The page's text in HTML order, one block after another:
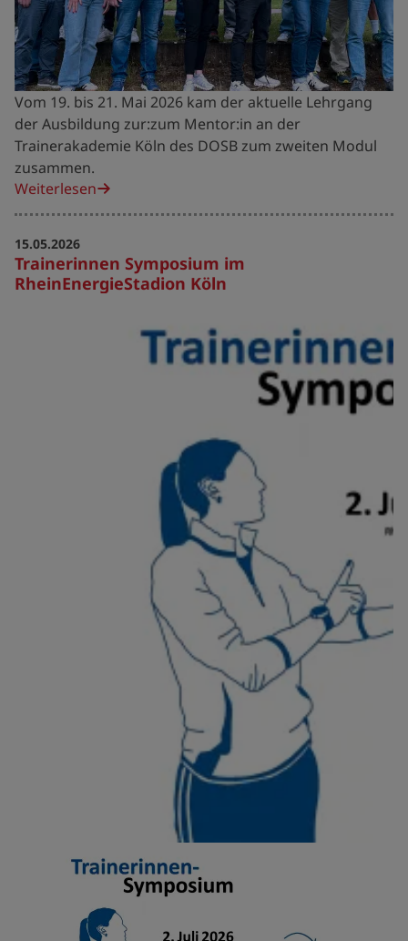
Vom 19. bis 21. Mai 2026 kam der aktuelle Lehrgang
der Ausbildung zur:zum Mentor:in an der
Trainerakademie Köln des DOSB zum zweiten Modul
zusammen.
Weiterlesen
Trainerinnen Symposium im
RheinEnergieStadion Köln
15.05.2026